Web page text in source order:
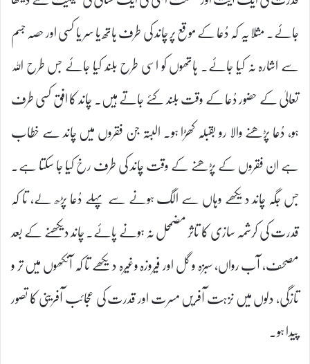
جائے۔ مثلا یہ کہ دُعا کے موقع پر چاند کی طرف ہاتھ یا سر یا کسی اور حصہ جسم
سے اشارہ نہ کیا جائے۔ ہاتھوں کو اسی طرح بلند کیا جائے جس طرح اللہ
تعالیٰ کے حضور دُعا کے وقت بلند کئے جاتے ہیں۔ چاند کا افق کسی طرف
ہو، دُعا پڑھنے والا رو بقبلہ کھڑا ہو۔ البتہ جن فقروں میں چاند سے خطاب
ہے ان فقروں کے پڑھنے کے وقت چاند کی طرف رخ کیا جا سکتا ہے۔
جس جگہ چاند دیکھے وہاں سے الگ ہونے سے پہلے دُعا پڑھ لے، تا کہ
قدرت کی کرشمہ سازی کا تاثر مضمحل نہ ہونے پائے۔ چاند دیکھنے کے بعد
مصحف، آب رواں، سبزہ و گل اور فیروزہ وغیرہ دیکھے تا کہ آنکھوں میں تر و
تازگی، دلوں میں نزہت آفریں مسرت اور قدرت کی عجائب آفرینی کا تصور
پیدا ہو۔